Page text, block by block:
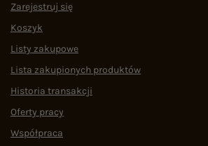
Zarejestruj się
Koszyk
Listy zakupowe
Lista zakupionych produktów
Historia transakcji
Oferty pracy
Współpraca